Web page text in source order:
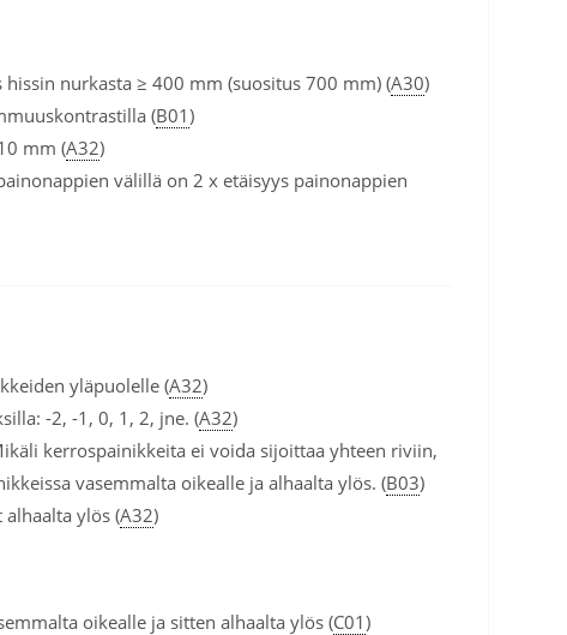
nurkasta ≥ 400 mm (suositus 700 mm) (A30)
(B01)
mm (A32)
välillä on 2 x etäisyys painonappien
yläpuolelle (A32)
-2, -1, 0, 1, 2, jne. (A32)
kerrospainikkeita ei voida sijoittaa yhteen riviin,
vasemmalta oikealle ja alhaalta ylös. (B03)
ylös (A32)
oikealle ja sitten alhaalta ylös (C01)